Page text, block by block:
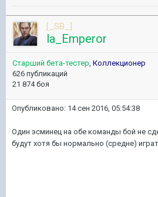
[_SB_]
la_Emperor
Старший бета-тестер, Коллекционер
626 публикаций
21 874 боя
Опубликовано: 14 сен 2016, 05:54:38
Один эсминец на обе команды бой не
будут хотя бы нормально (средне)